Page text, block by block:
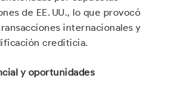
de EE. UU., lo que provocó
internacionales y
crediticia.
y oportunidades